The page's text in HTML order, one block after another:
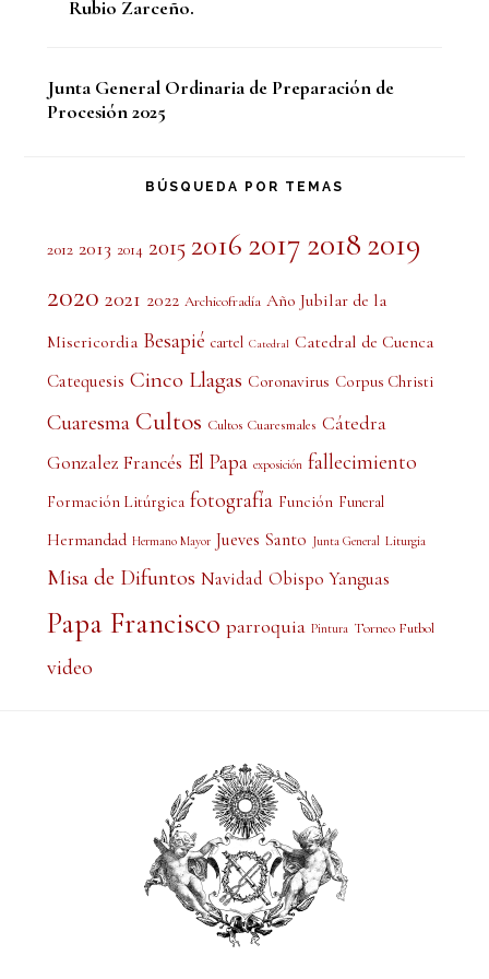
Rubio Zarceño.
Junta General Ordinaria de Preparación de
Procesión 2025
BÚSQUEDA POR TEMAS
2012 2013 2014 2015 2016 2017 2018 2019
2020 2021 2022 Archicofradía Año Jubilar de la
Misericordia Besapié cartel Catedral Catedral de Cuenca
Catequesis Cinco Llagas Coronavirus Corpus Christi
Cuaresma Cultos Cultos Cuaresmales Cátedra
Gonzalez Francés El Papa exposición fallecimiento
Formación Litúrgica fotografía Función Funeral
Hermandad Hermano Mayor Jueves Santo Junta General Liturgia
Misa de Difuntos Navidad Obispo Yanguas
Papa Francisco parroquia Pintura Torneo Futbol
video